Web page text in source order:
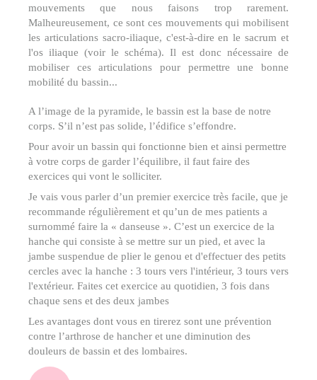
mouvements que nous faisons trop rarement.
Malheureusement, ce sont ces mouvements qui mobilisent
les articulations sacro-iliaque, c'est-à-dire en le sacrum et
l'os iliaque (voir le schéma). Il est donc nécessaire de
mobiliser ces articulations pour permettre une bonne
mobilité du bassin...
A l’image de la pyramide, le bassin est la base de notre
corps. S’il n’est pas solide, l’édifice s’effondre.
Pour avoir un bassin qui fonctionne bien et ainsi permettre
à votre corps de garder l’équilibre, il faut faire des
exercices qui vont le solliciter.
Je vais vous parler d’un premier exercice très facile, que je
recommande régulièrement et qu’un de mes patients a
surnommé faire la « danseuse ». C’est un exercice de la
hanche qui consiste à se mettre sur un pied, et avec la
jambe suspendue de plier le genou et d'effectuer des petits
cercles avec la hanche : 3 tours vers l'intérieur, 3 tours vers
l'extérieur. Faites cet exercice au quotidien, 3 fois dans
chaque sens et des deux jambes
Les avantages dont vous en tirerez sont une prévention
contre l’arthrose de hancher et une diminution des
douleurs de bassin et des lombaires.